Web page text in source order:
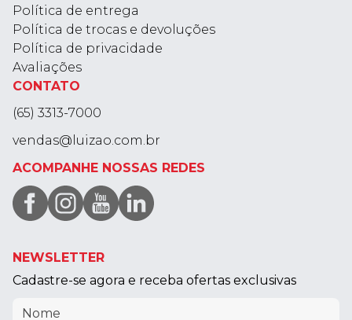
Política de entrega
Política de trocas e devoluções
Política de privacidade
Avaliações
CONTATO
(65) 3313-7000
vendas@luizao.com.br
ACOMPANHE NOSSAS REDES
NEWSLETTER
Cadastre-se agora e receba ofertas exclusivas